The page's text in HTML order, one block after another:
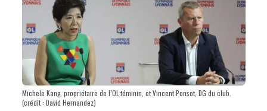
Michele Kang, propriétaire de l’OL féminin, et Vincent Ponsot, DG du club.
(crédit : David Hernandez)